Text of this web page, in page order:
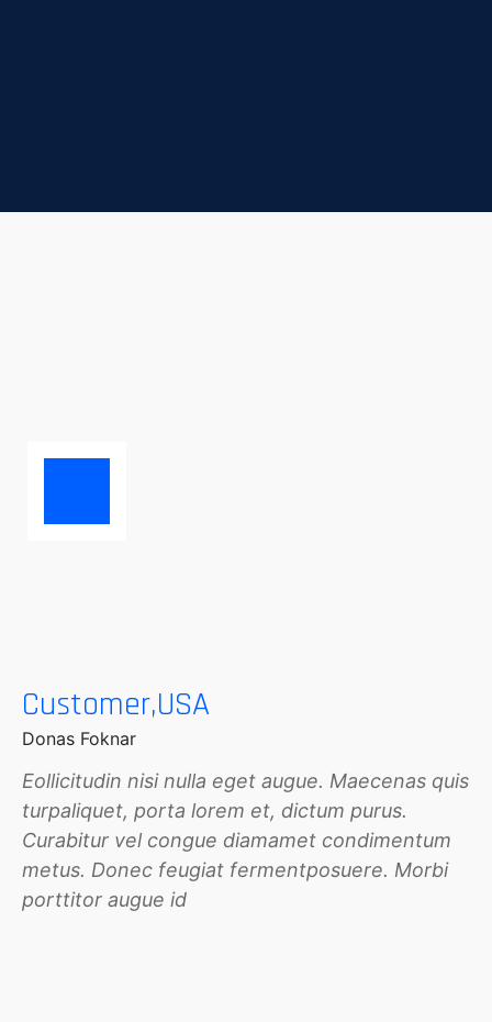
Customer,USA
Donas Foknar
Eollicitudin nisi nulla eget augue. Maecenas quis
turpaliquet, porta lorem et, dictum purus.
Curabitur vel congue diamamet condimentum
metus. Donec feugiat fermentposuere. Morbi
porttitor augue id
Customer,USA
Macal Jonsons
Eollicitudin nisi nulla eget augue. Maecenas quis
turpaliquet, porta lorem et, dictum purus.
Curabitur vel congue diamamet condimentum
metus. Donec feugiat fermentposuere. Morbi
porttitor augue id
Customer,USA
Donas Foknar
Eollicitudin nisi nulla eget augue. Maecenas quis
turpaliquet, porta lorem et, dictum purus.
Curabitur vel congue diamamet condimentum
metus. Donec feugiat fermentposuere. Morbi
porttitor augue id